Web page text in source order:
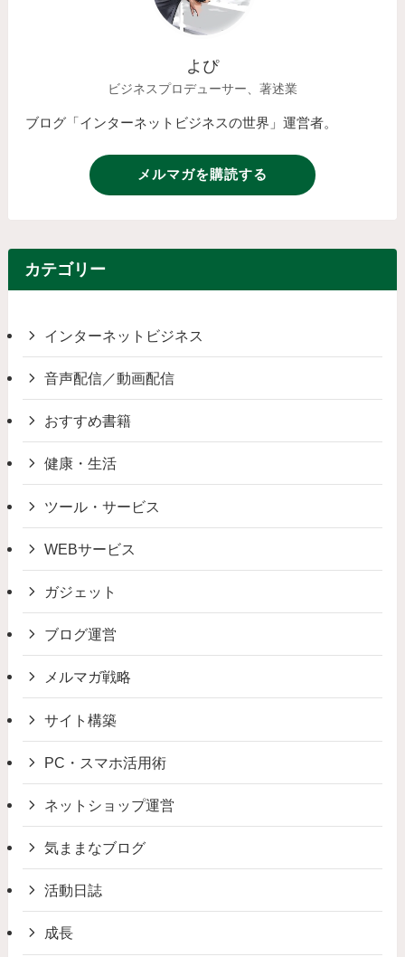
よぴ
ビジネスプロデューサー、著述業
ブログ「インターネットビジネスの世界」運営者。
メルマガを購読する
カテゴリー
インターネットビジネス
音声配信／動画配信
おすすめ書籍
健康・生活
ツール・サービス
WEBサービス
ガジェット
ブログ運営
メルマガ戦略
サイト構築
PC・スマホ活用術
ネットショップ運営
気ままなブログ
活動日誌
成長